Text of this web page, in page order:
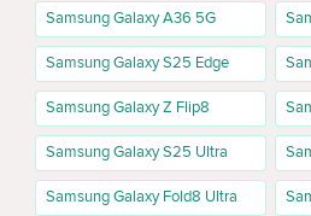
Memorie Samsung Galaxy Z
Samsung Galaxy Z Flip7 FE 8/
Versiunea 8/128GB este potrivită
browser, navigație și social media. Este
care nu păstrează multe video sau
Samsung Galaxy Z Flip7 FE 8/
Samsung Galaxy A36 5G
Samsung Galaxy S25 Edge
Samsung Galaxy Z Flip8
Samsung Galaxy S25 Ultra
Samsung Galaxy Fold8 Ultra